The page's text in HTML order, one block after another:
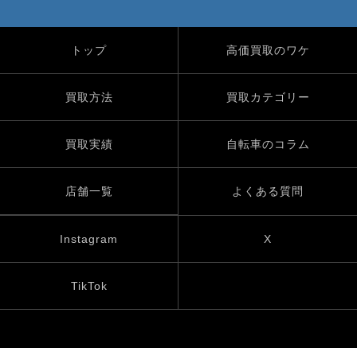
トップ 高価買取のワケ
買取方法 買取カテゴリー
買取実績 自転車のコラム
店舗一覧 よくある質問
Instagram X
TikTok